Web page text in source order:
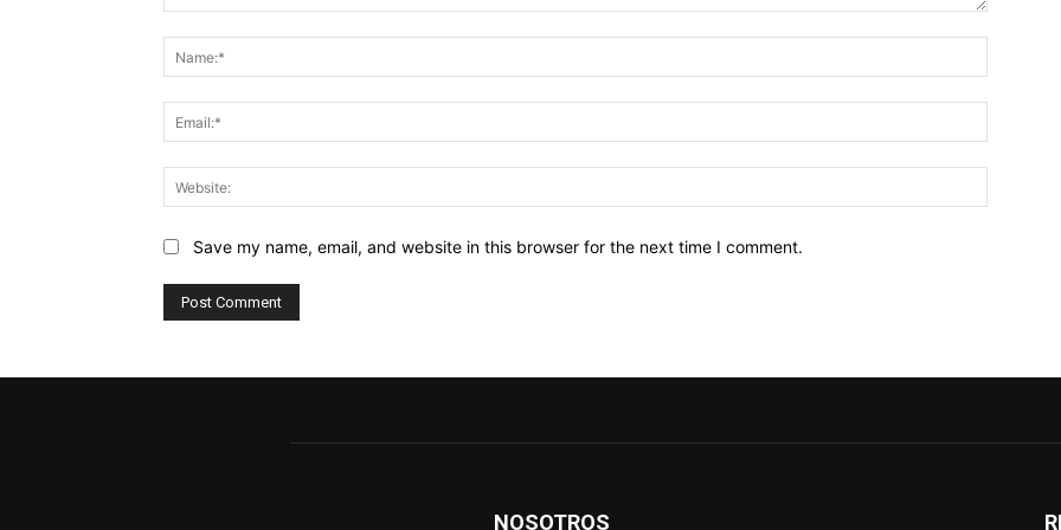
Save my name, email, and website in this browser for the next time I comment.
NOSOTROS